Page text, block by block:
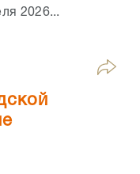
2026...